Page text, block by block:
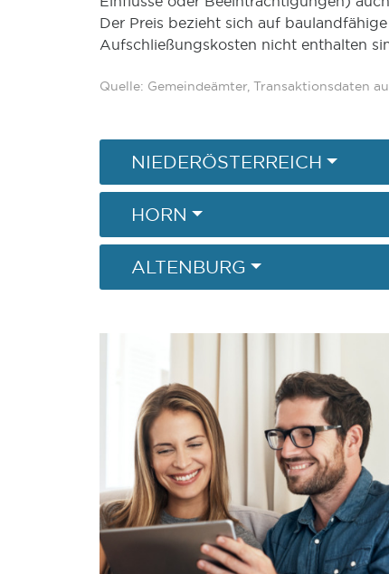
Der Preis bezieht sich auf
Aufschließungskosten nicht enthalten
Quelle: Gemeindeämter, Transaktionsdaten
NIEDERÖSTERREICH
HORN
ALTENBURG